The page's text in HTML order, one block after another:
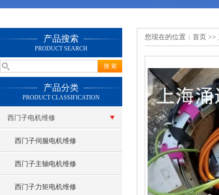
产品搜索
PRODUCT SEARCH
产品分类
PRODUCT CLASSIFICATION
西门子电机维修
西门子伺服电机维修
西门子主轴电机维修
西门子力矩电机维修
您现在的位置： 首页 >>